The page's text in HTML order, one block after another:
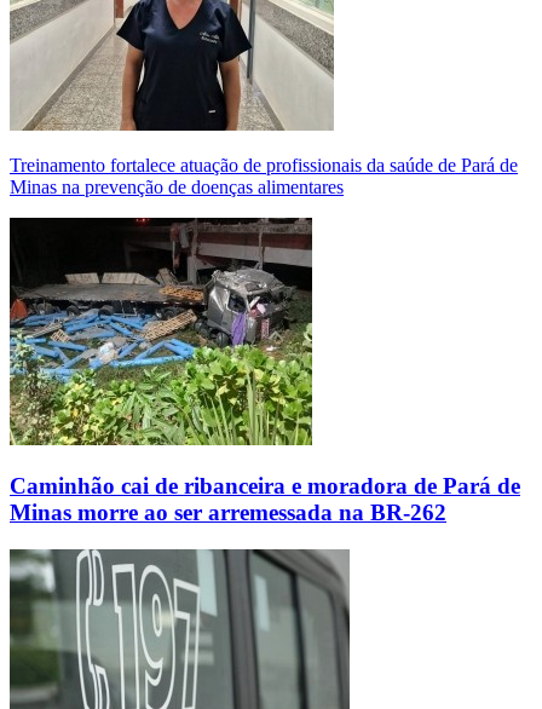
Treinamento fortalece atuação de profissionais da saúde de Pará de
Minas na prevenção de doenças alimentares
Caminhão cai de ribanceira e moradora de Pará de
Minas morre ao ser arremessada na BR-262